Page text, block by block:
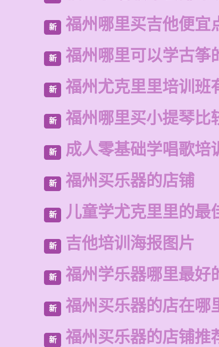
新 福州哪里买吉他便宜
新 福州哪里可以学古筝
新 福州尤克里里培训班
新 福州哪里买小提琴比
新 成人零基础学唱歌培
新 福州买乐器的店铺
新 儿童学尤克里里的最
新 吉他培训海报图片
新 福州学乐器哪里最好
新 福州买乐器的店在哪
新 福州买乐器的店铺推